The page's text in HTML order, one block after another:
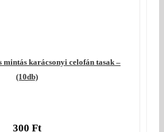
mintás karácsonyi celofán tasak –
(10db)
300 Ft